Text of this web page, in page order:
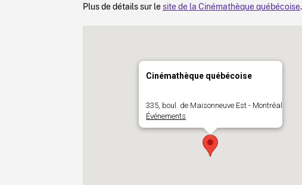
Plus de détails sur lesite de la Cinémathèque québécoise.
Cinémathèque québécoise
335, boul. de Maisonneuve Est - Montréal
Événements